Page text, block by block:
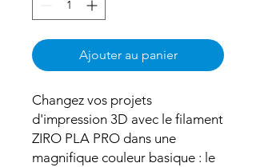
Ajouter au panier
Changez vos projets
d'impression 3D avec le filament
ZIRO PLA PRO dans une
magnifique couleur basique : le